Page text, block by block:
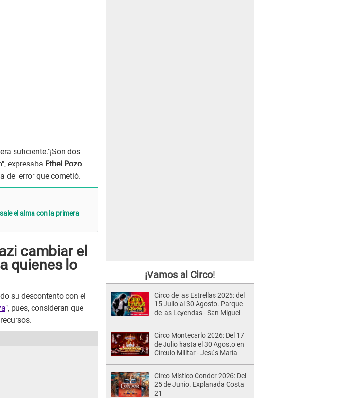
suficiente."¡Son dos
expresaba Ethel Pozo
del error que cometió.
el alma con la primera
cambiar el
quienes lo
su descontento con el
", pues, consideran que
¡Vamos al Circo!
Circo de las Estrellas 2026: del
15 Julio al 30 Agosto. Parque
de las Leyendas - San Miguel
Circo Montecarlo 2026: Del 17
de Julio hasta el 30 Agosto en
Círculo Militar - Jesús María
Circo Místico Condor 2026: Del
25 de Junio. Explanada Costa
21